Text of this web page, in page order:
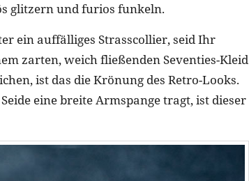
glitzern und furios funkeln.
ein auffälliges Strasscollier, seid Ihr
zarten, weich fließenden Seventies-Kleid
ist das die Krönung des Retro-Looks.
eine breite Armspange tragt, ist dieser